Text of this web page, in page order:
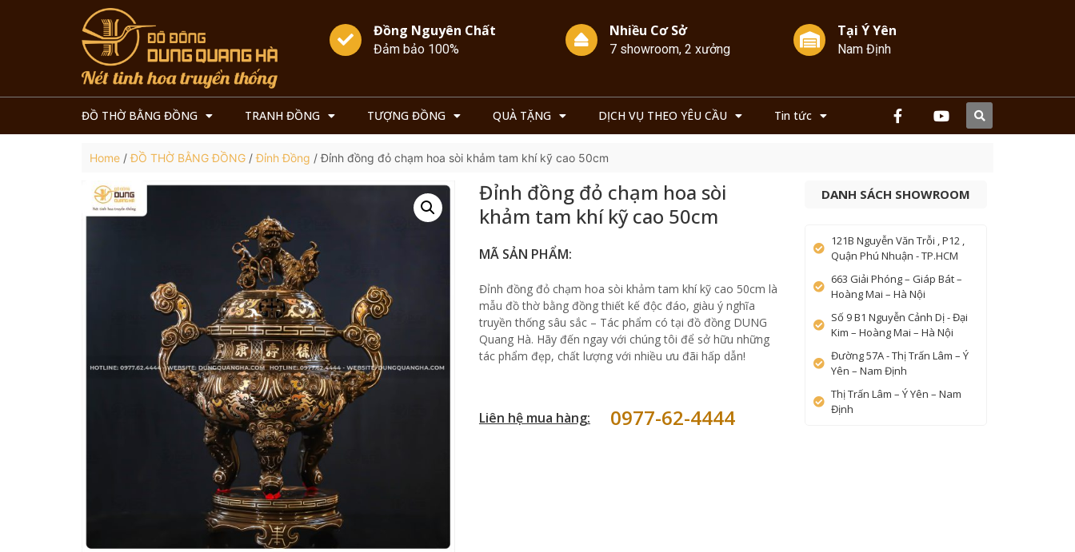
Đồng Nguyên Chất
Đảm bảo 100%
Nhiều Cơ Sở
7 showroom, 2 xưởng
Tại Ý Yên
Nam Định
ĐỒ THỜ BẰNG ĐỒNG TRANH ĐỒNG TƯỢNG ĐỒNG QUÀ TẶNG DỊCH VỤ THEO YÊU CẦU Tin tức
Home /ĐỒ THỜ BẰNG ĐỒNG /Đỉnh Đồng / Đỉnh đồng đỏ chạm hoa sòi khảm tam khí kỹ cao 50cm
Đỉnh đồng đỏ chạm hoa sòi
khảm tam khí kỹ cao 50cm
MÃ SẢN PHẨM:
Đỉnh đồng đỏ chạm hoa sòi khảm tam khí kỹ cao 50cm là
mẫu đồ thờ bằng đồng thiết kế độc đáo, giàu ý nghĩa
truyền thống sâu sắc – Tác phẩm có tại đồ đồng DUNG
Quang Hà. Hãy đến ngay với chúng tôi để sở hữu những
tác phẩm đẹp, chất lượng với nhiều ưu đãi hấp dẫn!
Liên hệ mua hàng: 0977-62-4444
DANH SÁCH SHOWROOM
121B Nguyễn Văn Trỗi , P12 ,
Quận Phú Nhuận - TP.HCM
663 Giải Phóng – Giáp Bát –
Hoàng Mai – Hà Nội
Số 9 B1 Nguyễn Cảnh Dị - Đại
Kim – Hoàng Mai – Hà Nội
Đường 57A - Thị Trấn Lâm – Ý
Yên – Nam Định
Thị Trấn Lâm – Ý Yên – Nam
Định